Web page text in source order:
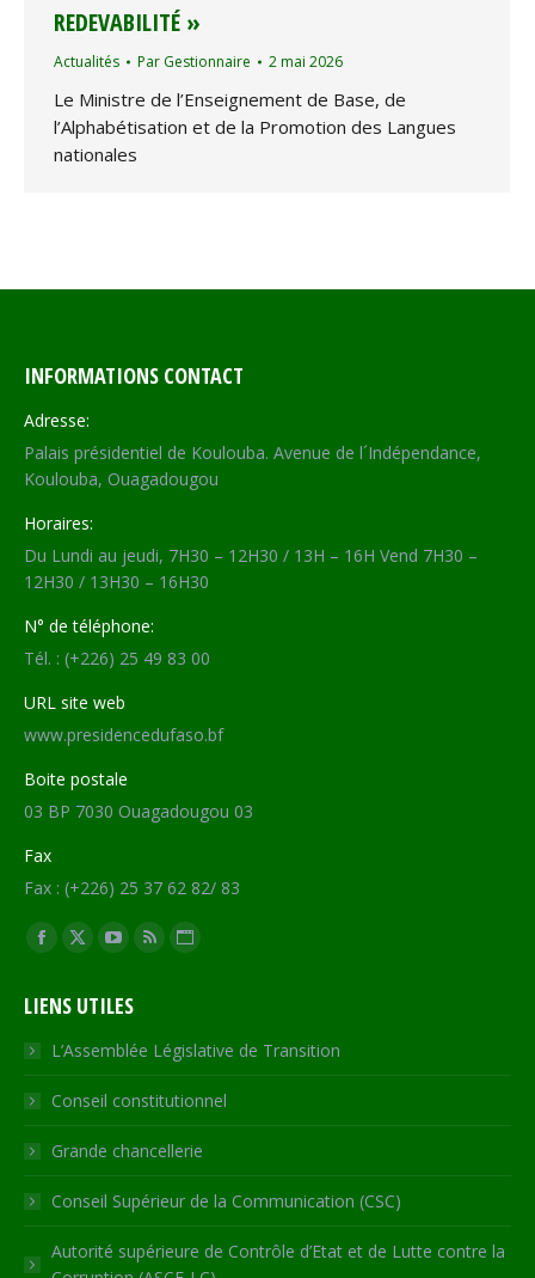
REDEVABILITÉ »
Actualités Par Gestionnaire 2 mai 2026
Le Ministre de l’Enseignement de Base, de
l’Alphabétisation et de la Promotion des Langues
nationales
INFORMATIONS CONTACT
Adresse:
Palais présidentiel de Koulouba. Avenue de l´Indépendance,
Koulouba, Ouagadougou
Horaires:
Du Lundi au jeudi, 7H30 – 12H30 / 13H – 16H Vend 7H30 –
12H30 / 13H30 – 16H30
N° de téléphone:
Tél. : (+226) 25 49 83 00
URL site web
www.presidencedufaso.bf
Boite postale
03 BP 7030 Ouagadougou 03
Fax
Fax : (+226) 25 37 62 82/ 83
Trouvez nous sur :
Facebook
opens
in
new
window
X
opens
in
new
window
YouTube
opens
in
new
window
RSS
in
new
window
Site
opens
in
new
LIENS UTILES
L’Assemblée Législative de Transition
Conseil constitutionnel
Grande chancellerie
Conseil Supérieur de la Communication (CSC)
Autorité supérieure de Contrôle d’Etat et de Lutte contre la